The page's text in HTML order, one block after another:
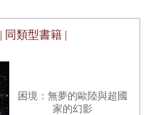
| 同類型書籍 |
困境：無夢的歐陸與超國
家的幻影